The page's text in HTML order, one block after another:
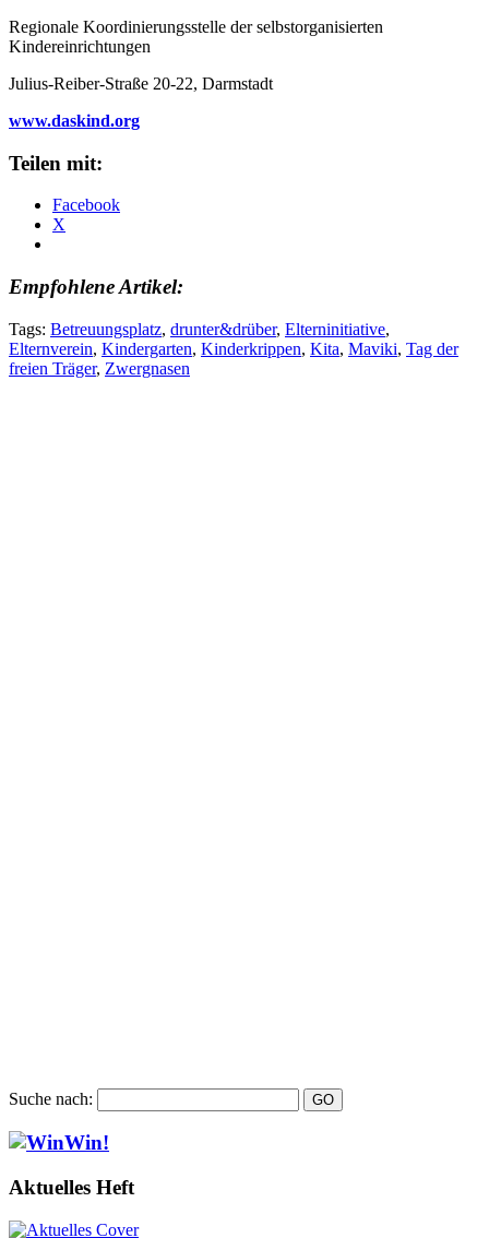
Regionale Koordinierungsstelle der selbstorganisierten
Kindereinrichtungen
Julius-Reiber-Straße 20-22, Darmstadt
www.daskind.org
Teilen mit:
Facebook
X
Empfohlene Artikel:
Tags: Betreuungsplatz, drunter&drüber, Elterninitiative,
Elternverein, Kindergarten, Kinderkrippen, Kita, Maviki, Tag der
freien Träger, Zwergnasen
Suche nach:
Aktuelles Heft